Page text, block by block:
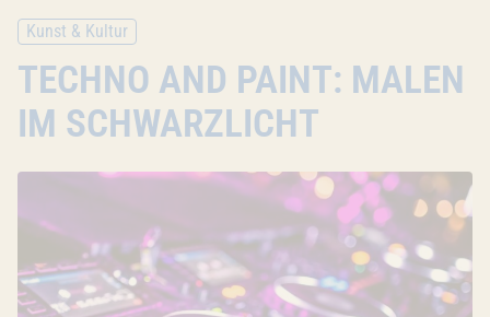
Kunst & Kultur
TECHNO AND PAINT: MALEN
IM SCHWARZLICHT